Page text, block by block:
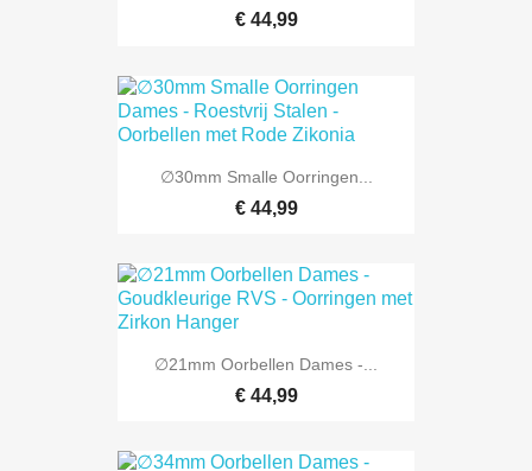
€ 44,99
∅30mm Smalle Oorringen...
€ 44,99
∅21mm Oorbellen Dames -...
€ 44,99